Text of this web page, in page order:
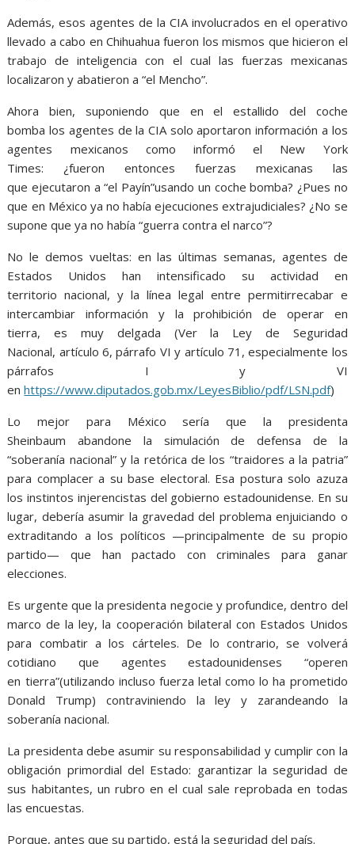
Además, esos agentes de la CIA involucrados en el operativo
llevado a cabo en Chihuahua fueron los mismos que hicieron el
trabajo de inteligencia con el cual las fuerzas mexicanas
localizaron y abatieron a “el Mencho”.
Ahora bien, suponiendo que en el estallido del coche
bomba los agentes de la CIA solo aportaron información a los
agentes mexicanos como informó el New York
Times: ¿fueron entonces fuerzas mexicanas las
que ejecutaron a “el Payín”usando un coche bomba? ¿Pues no
que en México ya no había ejecuciones extrajudiciales? ¿No se
supone que ya no había “guerra contra el narco”?
No le demos vueltas: en las últimas semanas, agentes de
Estados Unidos han intensificado su actividad en
territorio nacional, y la línea legal entre permitirrecabar e
intercambiar información y la prohibición de operar en
tierra, es muy delgada (Ver la Ley de Seguridad
Nacional, artículo 6, párrafo VI y artículo 71, especialmente los
párrafos I y VI
enhttps://www.diputados.gob.mx/LeyesBiblio/pdf/LSN.pdf)
Lo mejor para México sería que la presidenta
Sheinbaum abandone la simulación de defensa de la
“soberanía nacional” y la retórica de los “traidores a la patria”
para complacer a su base electoral. Esa postura solo azuza
los instintos injerencistas del gobierno estadounidense. En su
lugar, debería asumir la gravedad del problema enjuiciando o
extraditando a los políticos —principalmente de su propio
partido— que han pactado con criminales para ganar
elecciones.
Es urgente que la presidenta negocie y profundice, dentro del
marco de la ley, la cooperación bilateral con Estados Unidos
para combatir a los cárteles. De lo contrario, se volverá
cotidiano que agentes estadounidenses “operen
en tierra”(utilizando incluso fuerza letal como lo ha prometido
Donald Trump) contraviniendo la ley y zarandeando la
soberanía nacional.
La presidenta debe asumir su responsabilidad y cumplir con la
obligación primordial del Estado: garantizar la seguridad de
sus habitantes, un rubro en el cual sale reprobada en todas
las encuestas.
Porque, antes que su partido, está la seguridad del país.